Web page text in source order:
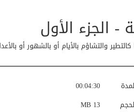
الجزء الأول
والتشاؤم بالأيام أو بالشهور أو
00:04:30
13 MB